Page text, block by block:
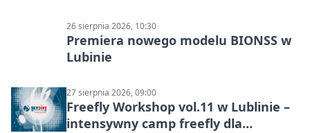
26 sierpnia 2026, 10:30
Premiera nowego modelu BIONSS w
Lubinie
27 sierpnia 2026, 09:00
Freefly Workshop vol.11 w Lublinie –
intensywny camp freefly dla